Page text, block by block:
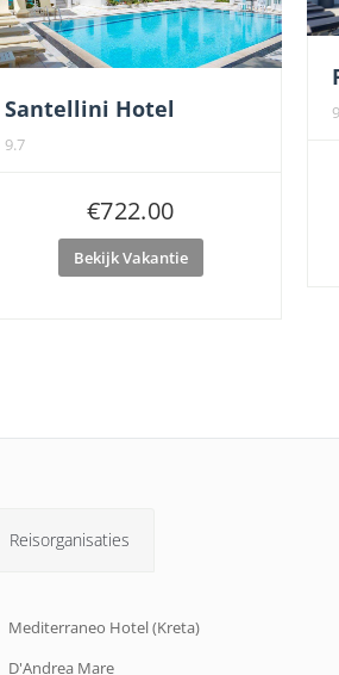
Santellini Hotel
9.7
€722.00
Bekijk Vakantie
Reisorganisaties
Mediterraneo Hotel (Kreta)
D'Andrea Mare